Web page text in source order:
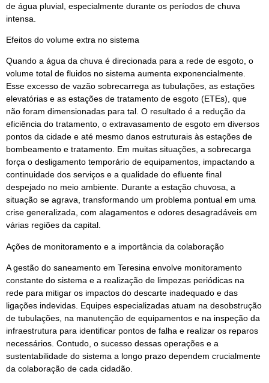
de água pluvial, especialmente durante os períodos de chuva
intensa.
Efeitos do volume extra no sistema
Quando a água da chuva é direcionada para a rede de esgoto, o
volume total de fluidos no sistema aumenta exponencialmente.
Esse excesso de vazão sobrecarrega as tubulações, as estações
elevatórias e as estações de tratamento de esgoto (ETEs), que
não foram dimensionadas para tal. O resultado é a redução da
eficiência do tratamento, o extravasamento de esgoto em diversos
pontos da cidade e até mesmo danos estruturais às estações de
bombeamento e tratamento. Em muitas situações, a sobrecarga
força o desligamento temporário de equipamentos, impactando a
continuidade dos serviços e a qualidade do efluente final
despejado no meio ambiente. Durante a estação chuvosa, a
situação se agrava, transformando um problema pontual em uma
crise generalizada, com alagamentos e odores desagradáveis em
várias regiões da capital.
Ações de monitoramento e a importância da colaboração
A gestão do saneamento em Teresina envolve monitoramento
constante do sistema e a realização de limpezas periódicas na
rede para mitigar os impactos do descarte inadequado e das
ligações indevidas. Equipes especializadas atuam na desobstrução
de tubulações, na manutenção de equipamentos e na inspeção da
infraestrutura para identificar pontos de falha e realizar os reparos
necessários. Contudo, o sucesso dessas operações e a
sustentabilidade do sistema a longo prazo dependem crucialmente
da colaboração de cada cidadão.